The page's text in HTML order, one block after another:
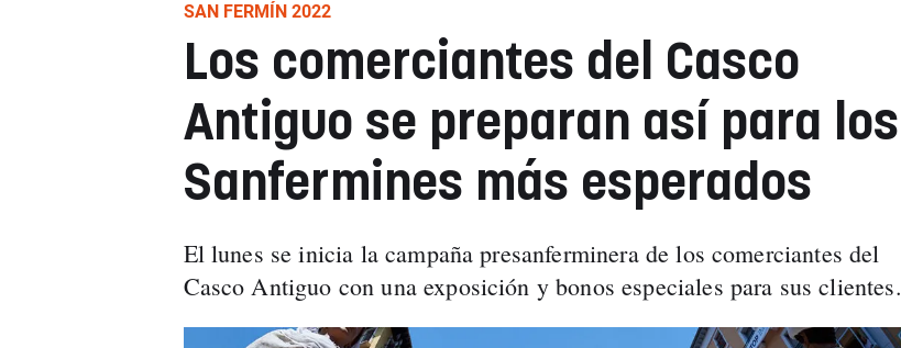
SAN FERMÍN 2022
Los comerciantes del Casco
Antiguo se preparan así para los
Sanfermines más esperados
El lunes se inicia la campaña presanferminera de los comerciantes del
Casco Antiguo con una exposición y bonos especiales para sus clientes.